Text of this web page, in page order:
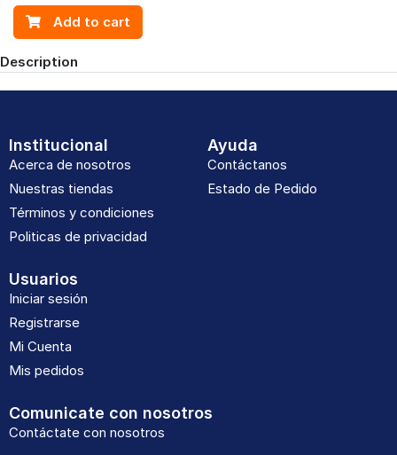
Add to cart
Description
Institucional
Acerca de nosotros
Nuestras tiendas
Términos y condiciones
Politicas de privacidad
Ayuda
Contáctanos
Estado de Pedido
Usuarios
Iniciar sesión
Registrarse
Mi Cuenta
Mis pedidos
Comunicate con nosotros
Contáctate con nosotros